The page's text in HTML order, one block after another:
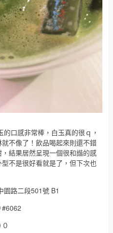
口感非常棒，白玉真的很ｑ，
不像了！飲品喝起來則還不錯
結果居然呈現一個很和諧的感
不是很好看就是了，但下次也
園路二段501號 B1
#6062